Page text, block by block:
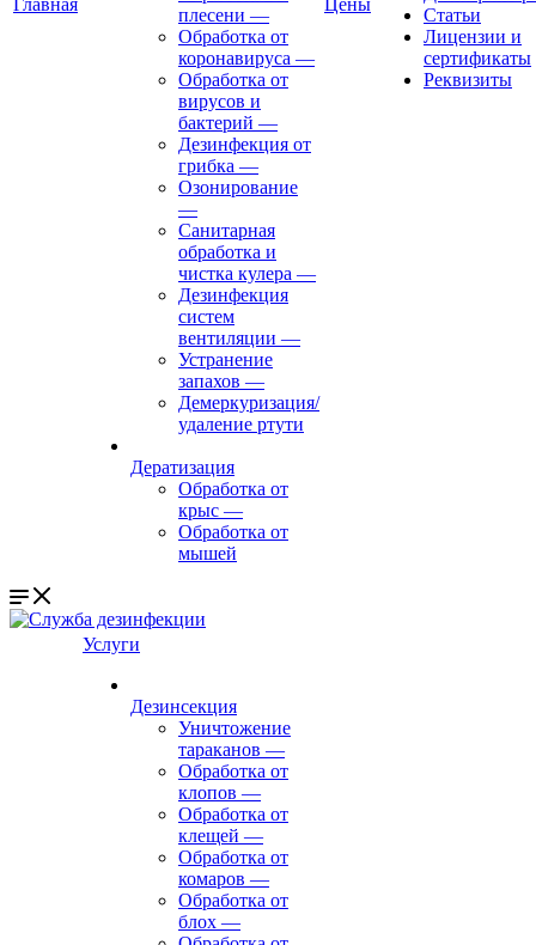
Главная
плесени —
Обработка от
коронавируса —
Обработка от
вирусов и
бактерий —
Дезинфекция от
грибка —
Озонирование
—
Санитарная
обработка и
чистка кулера —
Дезинфекция
систем
вентиляции —
Устранение
запахов —
Демеркуризация/
удаление ртути
Дератизация
Обработка от
крыс —
Обработка от
мышей
Цены
Статьи
Лицензии и
сертификаты
Реквизиты
Услуги
Дезинсекция
Уничтожение
тараканов —
Обработка от
клопов —
Обработка от
клещей —
Обработка от
комаров —
Обработка от
блох —